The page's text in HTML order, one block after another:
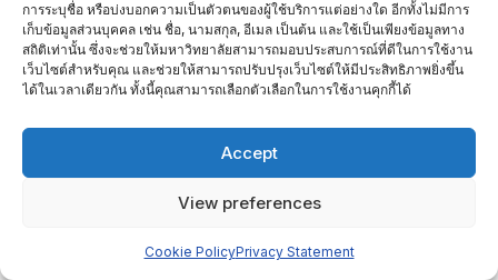
การระบุชื่อ หรือบ่งบอกความเป็นตัวตนของผู้ใช้บริการแต่อย่างใด อีกทั้งไม่มีการ
เก็บข้อมูลส่วนบุคคล เช่น ชื่อ, นามสกุล, อีเมล เป็นต้น และใช้เป็นเพียงข้อมูลทาง
สถิติเท่านั้น ซึ่งจะช่วยให้มหาวิทยาลัยสามารถมอบประสบการณ์ที่ดีในการใช้งาน
เว็บไซต์สำหรับคุณ และช่วยให้สามารถปรับปรุงเว็บไซต์ให้มีประสิทธิภาพยิ่งขึ้น
ได้ในเวลาเดียวกัน ทั้งนี้คุณสามารถเลือกตัวเลือกในการใช้งานคุกกี้ได้
Accept
View preferences
Cookie PolicyPrivacy Statement
คณะกรรมการรับเรื่องร้องเรียน
คณะผู้บริหารคณะวิทยาศาสตร์ ที่ผ่านการอบรมด้านพัฒนา
คุณภาพ
คณะผู้บริหารคณะวิทยาศาสตร์ ปี 2558- 2562